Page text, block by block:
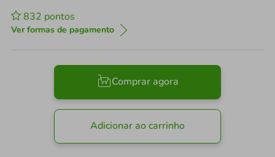
832 pontos
Ver formas de pagamento
Comprar agora
Adicionar ao carrinho